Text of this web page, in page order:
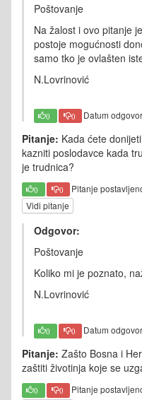
Poštovanje
Na žalost i ovo pitanje
postoje mogućnosti
samo tko je ovlašten
N.Lovrinović
0 0 Datum
Pitanje: Kada ćete
kazniti poslodavce kada
je trudnica?
0 0 Pitanje
Vidi pitanje
Odgovor:
Poštovanje
Koliko mi je poznato,
N.Lovrinović
0 0 Datum
Pitanje: Zašto Bosna i
zaštiti životinja koje se
0 0 Pitanje